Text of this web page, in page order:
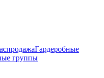
Гардеробные
группы